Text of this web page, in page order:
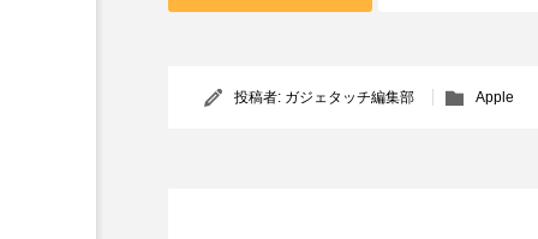
投稿者: ガジェタッチ編集部 Apple